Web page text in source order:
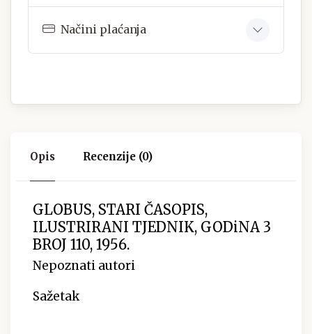
Načini plaćanja
Opis Recenzije (0)
GLOBUS, STARI ČASOPIS,
ILUSTRIRANI TJEDNIK, GODiNA 3
BROJ 110, 1956.
Nepoznati autori
Sažetak